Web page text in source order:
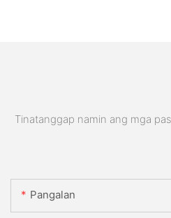
Tinatanggap namin ang mga
Pangalan